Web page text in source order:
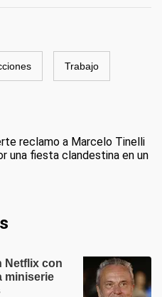
Trabajo
reclamo a Marcelo Tinelli
una fiesta clandestina en un
Netflix con
miniserie